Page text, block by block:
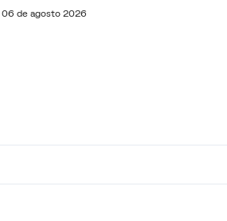
06 de agosto 2026